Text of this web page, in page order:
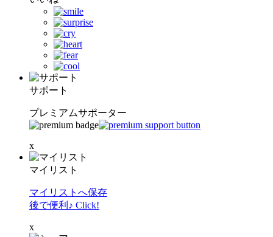
サポート
プレミアムサポーター
x
マイリスト
マイリストへ保存
後で便利♪ Click!
x